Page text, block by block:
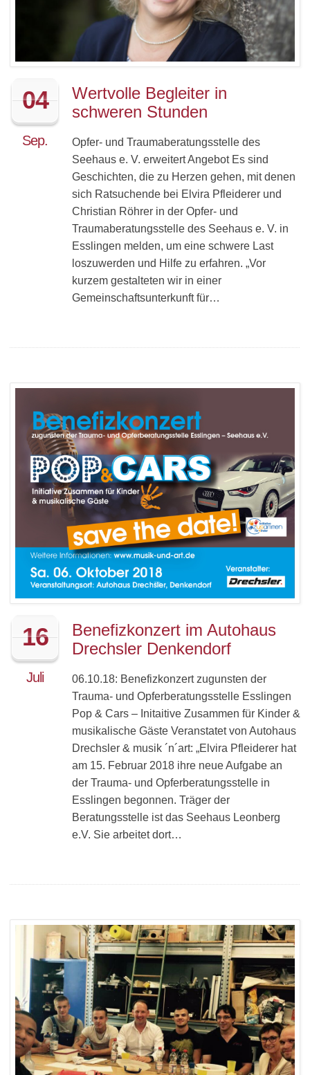
04
Sep.
Wertvolle Begleiter in
schweren Stunden
Opfer- und Traumaberatungsstelle des
Seehaus e. V. erweitert Angebot Es sind
Geschichten, die zu Herzen gehen, mit denen
sich Ratsuchende bei Elvira Pfleiderer und
Christian Röhrer in der Opfer- und
Traumaberatungsstelle des Seehaus e. V. in
Esslingen melden, um eine schwere Last
loszuwerden und Hilfe zu erfahren. „Vor
kurzem gestalteten wir in einer
Gemeinschaftsunterkunft für…
16
Juli
Benefizkonzert im Autohaus
Drechsler Denkendorf
06.10.18: Benefizkonzert zugunsten der
Trauma- und Opferberatungsstelle Esslingen
Pop & Cars – Initaitive Zusammen für Kinder &
musikalische Gäste Veranstatet von Autohaus
Drechsler & musik ´n´art: „Elvira Pfleiderer hat
am 15. Februar 2018 ihre neue Aufgabe an
der Trauma- und Opferberatungsstelle in
Esslingen begonnen. Träger der
Beratungsstelle ist das Seehaus Leonberg
e.V. Sie arbeitet dort…